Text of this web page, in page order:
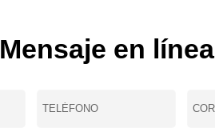
Mensaje en línea